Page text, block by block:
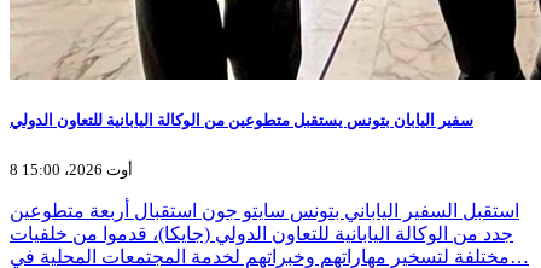
سفير اليابان بتونس يستقبل متطوعين من الوكالة اليابانية للتعاون الدولي
8 أوت 2026، 15:00
استقبل السفير الياباني بتونس سايتو جون استقبال أربعة متطوعين
جدد من الوكالة اليابانية للتعاون الدولي (جايكا)، قدموا من خلفيات
مختلفة لتسخير مهاراتهم وخبراتهم لخدمة المجتمعات المحلية في…